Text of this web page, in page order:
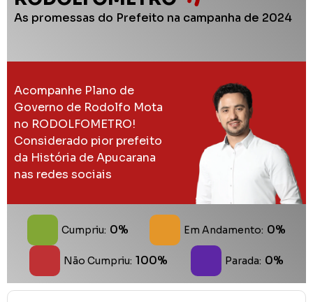
As promessas do Prefeito na campanha de 2024
Acompanhe Plano de
Governo de Rodolfo Mota
no RODOLFOMETRO!
Considerado pior prefeito
da História de Apucarana
nas redes sociais
Cumpriu: 0% Em Andamento: 0%
Não Cumpriu: 100% Parada: 0%